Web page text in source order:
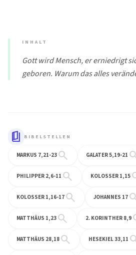
INHALT
Gott wird Mensch, er erniedrigt
geboren. Warum das alles
book_5 BIBELSTELLEN
MARKUS 7,21-23 search GALATER 5,19-21
PHILIPPER 2,6-11 search KOLOSSER 1,15
KOLOSSER 1,16-17 search JOHANNES 17
MATTHÄUS 1,23 search 2. KORINTHER 8,9
MATTHÄUS 28,18 search HESEKIEL 33,11